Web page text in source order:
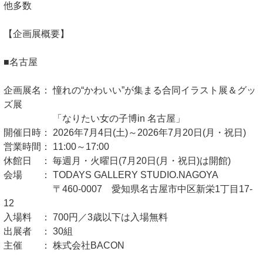
他多数
【企画展概要】
■名古屋
企画展名： 憧れの“かわいい”が集まる合同イラスト展＆グッ
ズ展
「なりたい女の子博in 名古屋」
開催日時： 2026年7月4日(土)～2026年7月20日(月・祝日)
営業時間： 11:00～17:00
休館日 ： 毎週月・火曜日(7月20日(月・祝日)は開館)
会場 ： TODAYS GALLERY STUDIO.NAGOYA
〒460-0007 愛知県名古屋市中区新栄1丁目17-
12
入場料 ： 700円／3歳以下は入場無料
出展者 ： 30組
主催 ： 株式会社BACON